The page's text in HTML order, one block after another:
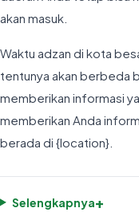
akan masuk.
Waktu adzan di kota
tentunya akan berbeda
memberikan informasi
memberikan Anda
berada di {location}.
Selengkapnya+